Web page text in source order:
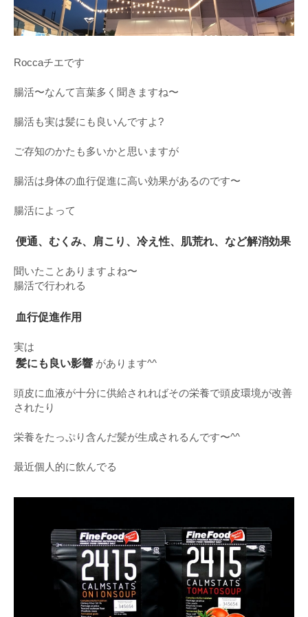
Roccaチエです
腸活〜なんて言葉多く聞きますね〜
腸活も実は髪にも良いんですよ?
ご存知のかたも多いかと思いますが
腸活は身体の血行促進に高い効果があるのです〜
腸活によって
便通、むくみ、肩こり、冷え性、肌荒れ、など解消効果
聞いたことありますよね〜
腸活で行われる
血行促進作用
実は
髪にも良い影響 があります^^
頭皮に血液が十分に供給されればその栄養で頭皮環境が改善
されたり
栄養をたっぷり含んだ髪が生成されるんです〜^^
最近個人的に飲んでる